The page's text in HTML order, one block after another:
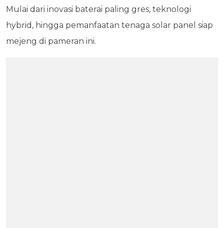
Mulai dari inovasi baterai paling gres, teknologi
hybrid, hingga pemanfaatan tenaga solar panel siap
mejeng di pameran ini.